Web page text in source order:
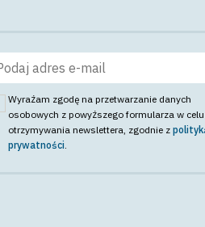
Wyrażam zgodę na przetwarzanie danych
osobowych z powyższego formularza w celu
otrzymywania newslettera , zgodnie z
prywatności